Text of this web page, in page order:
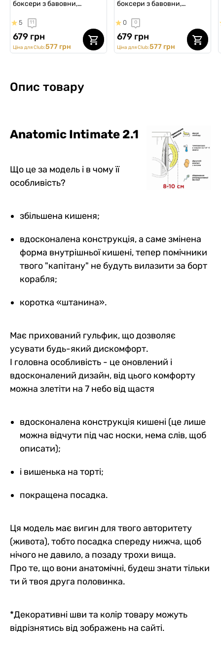
боксери з бавовни,
Series, червоний
5 11
679 грн
Ціна для Club:577 грн
боксери з бавовни,
Series, помаранчевий
0 0
679 грн
Ціна для Club:577 грн
Опис товару
Anatomic Intimate 2.1
Що це за модель і в чому її
особливість?
збільшена кишеня;
вдосконалена конструкція, а саме змінена
форма внутрішньої кишені, тепер помічники
твого "капітану" не будуть вилазити за борт
корабля;
коротка «штанина».
Має прихований гульфик, що дозволяє
усувати будь-який дискомфорт.
І головна особливість - це оновлений і
вдосконалений дизайн, від цього комфорту
можна злетіти на 7 небо від щастя
вдосконалена конструкція кишені (це лише
можна відчути під час носки, нема слів, щоб
описати);
і вишенька на торті;
покращена посадка.
Ця модель має вигин для твого авторитету
(живота), тобто посадка спереду нижча, щоб
нічого не давило, а позаду трохи вища.
Про те, що вони анатомічні, будеш знати тільки
ти й твоя друга половинка.
*Декоративні шви та колір товару можуть
відрізнятись від зображень на сайті.